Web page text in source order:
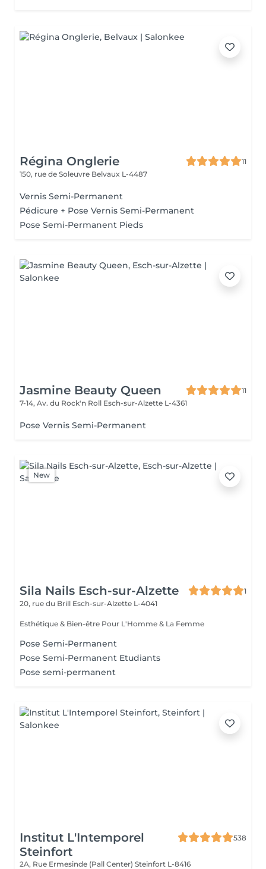
Régina Onglerie
11
150, rue de Soleuvre Belvaux L-4487
Vernis Semi-Permanent
Pédicure + Pose Vernis Semi-Permanent
Pose Semi-Permanent Pieds
Jasmine Beauty Queen
11
7-14, Av. du Rock'n Roll Esch-sur-Alzette L-4361
Pose Vernis Semi-Permanent
New
Sila Nails Esch-sur-Alzette
1
20, rue du Brill Esch-sur-Alzette L-4041
Esthétique & Bien-être Pour L'Homme & La Femme
Pose Semi-Permanent
Pose Semi-Permanent Etudiants
Pose semi-permanent
Institut L'Intemporel
Steinfort
538
2A, Rue Ermesinde (Pall Center) Steinfort L-8416